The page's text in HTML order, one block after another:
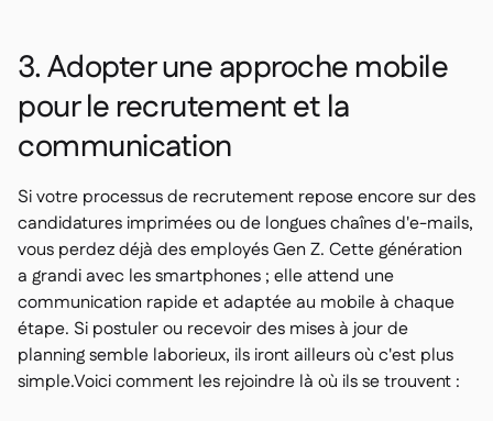
3. Adopter une approche mobile
pour le recrutement et la
communication
Si votre processus de recrutement repose encore sur des
candidatures imprimées ou de longues chaînes d'e-mails,
vous perdez déjà des employés Gen Z. Cette génération
a grandi avec les smartphones ; elle attend une
communication rapide et adaptée au mobile à chaque
étape. Si postuler ou recevoir des mises à jour de
planning semble laborieux, ils iront ailleurs où c'est plus
simple.Voici comment les rejoindre là où ils se trouvent :